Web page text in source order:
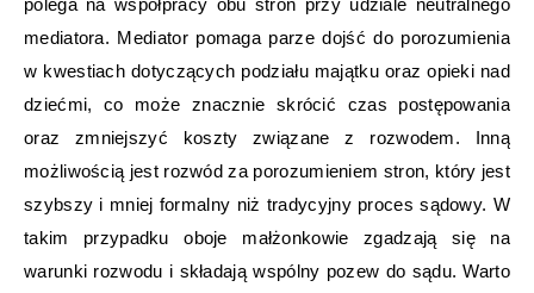
polega na współpracy obu stron przy udziale neutralnego
mediatora. Mediator pomaga parze dojść do porozumienia
w kwestiach dotyczących podziału majątku oraz opieki nad
dziećmi, co może znacznie skrócić czas postępowania
oraz zmniejszyć koszty związane z rozwodem. Inną
możliwością jest rozwód za porozumieniem stron, który jest
szybszy i mniej formalny niż tradycyjny proces sądowy. W
takim przypadku oboje małżonkowie zgadzają się na
warunki rozwodu i składają wspólny pozew do sądu. Warto